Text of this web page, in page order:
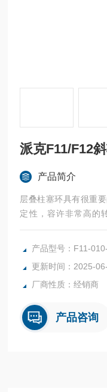
派克F11/F12
产品简介
层叠柱塞环具有很重
定性，容许非常高的
率，派克F11/F12斜轴
000-P0
产品型号：F11-
更新时间：2025-
厂商性质：经销商
产品咨询